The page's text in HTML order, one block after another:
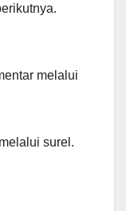
melalui
surel.